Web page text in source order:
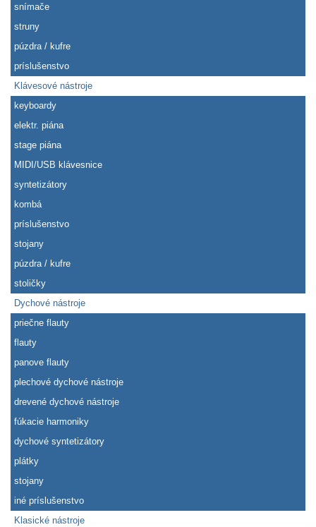
snímače
struny
púzdra / kufre
príslušenstvo
Klávesové nástroje
keyboardy
elektr. piána
stage piána
MIDI/USB klávesnice
syntetizátory
kombá
príslušenstvo
stojany
púzdra / kufre
stoličky
Dychové nástroje
priečne flauty
flauty
panove flauty
plechové dychové nástroje
drevené dychové nástroje
fúkacie harmoniky
dychové syntetizátory
plátky
stojany
iné príslušenstvo
Klasické nástroje